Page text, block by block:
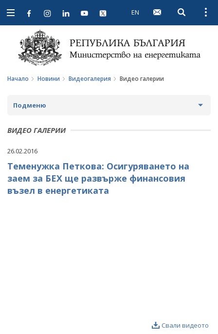
Open
navigation
EN Open
Начало Новини Видеогалерия Видео галерии
Подменю
НОВИНИ
ПРЕДСТОЯЩИ СЪБИТИЯ
ЗА ОБЩЕСТВЕНО ОБСЪЖДАНЕ
ПРОЕКТИ ЗА ОБЩЕСТВЕНО ОБСЪЖДАНЕ
ВИДЕО ГАЛЕРИИ
26.02.2016
Теменужка Петкова: Осигуряването на
заем за БЕХ ще развърже финансовия
възел в енергетиката
Свали видеото